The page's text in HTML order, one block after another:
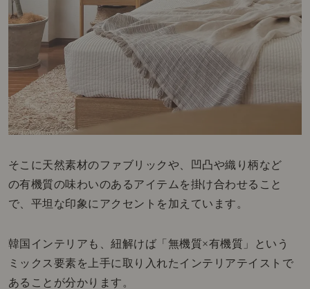
そこに天然素材のファブリックや、凹凸や織り柄など
の有機質の味わいのあるアイテムを掛け合わせること
で、平坦な印象にアクセントを加えています。
韓国インテリアも、紐解けば「無機質×有機質」という
ミックス要素を上手に取り入れたインテリアテイストで
あることが分かります。